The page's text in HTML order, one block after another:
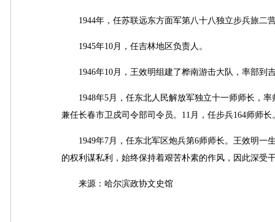
1944年，任苏联远东方面军第八十八独立步兵旅二
1945年10月，任吉林地区负责人。
1946年10月，王效明组建了桦南游击大队，率部到
1948年5月，任东北人民解放军独立十一师师长，率
兼任长春市卫戍司令部司令员。11月，任步兵164师师长
1949年7月，任东北军区炮兵第6师师长。王效明一
的权利谋私利，始终保持着艰苦朴素的作风，因此深受
来源：哈尔滨政协文史馆